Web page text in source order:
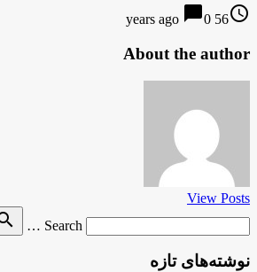
access_time
56 years ago
chat_bubble0
About the author
View Posts
Search …
نوشته‌های تازه